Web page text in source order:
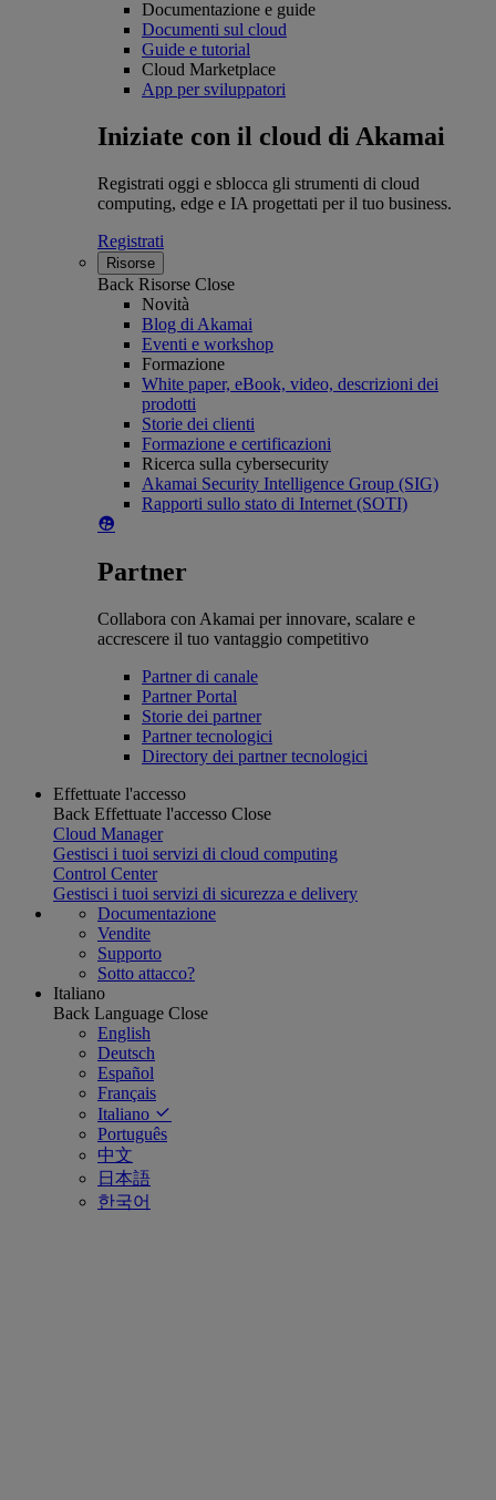
Documentazione e guide
Documenti sul cloud
Guide e tutorial
Cloud Marketplace
App per sviluppatori
Iniziate con il cloud di Akamai
Registrati oggi e sblocca gli strumenti di cloud
computing, edge e IA progettati per il tuo business.
Registrati
Risorse
Back Risorse Close
Novità
Blog di Akamai
Eventi e workshop
Formazione
White paper, eBook, video, descrizioni dei
prodotti
Storie dei clienti
Formazione e certificazioni
Ricerca sulla cybersecurity
Akamai Security Intelligence Group (SIG)
Rapporti sullo stato di Internet (SOTI)
Partner
Collabora con Akamai per innovare, scalare e
accrescere il tuo vantaggio competitivo
Partner di canale
Partner Portal
Storie dei partner
Partner tecnologici
Directory dei partner tecnologici
Effettuate l'accesso
Back Effettuate l'accesso Close
Cloud Manager
Gestisci i tuoi servizi di cloud computing
Control Center
Gestisci i tuoi servizi di sicurezza e delivery
Documentazione
Vendite
Supporto
Sotto attacco?
Italiano
Back Language Close
English
Deutsch
Español
Français
Italiano
Português
中文
日本語
한국어